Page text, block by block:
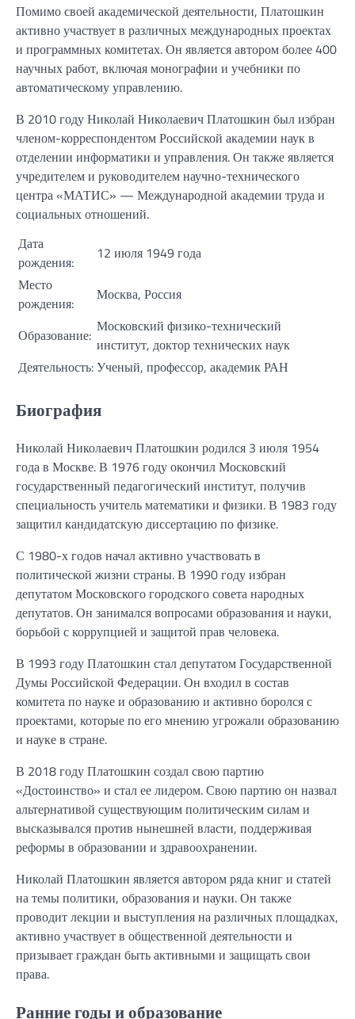
Помимо своей академической деятельности, Платошкин
активно участвует в различных международных проектах
и программных комитетах. Он является автором более 400
научных работ, включая монографии и учебники по
автоматическому управлению.
В 2010 году Николай Николаевич Платошкин был избран
членом-корреспондентом Российской академии наук в
отделении информатики и управления. Он также является
учредителем и руководителем научно-технического
центра «МАТИС» — Международной академии труда и
социальных отношений.
Дата
рождения:
12 июля 1949 года
Место
рождения:
Москва, Россия
Образование: Московский физико-технический
институт, доктор технических наук
Деятельность:Ученый, профессор, академик РАН
Биография
Николай Николаевич Платошкин родился 3 июля 1954
года в Москве. В 1976 году окончил Московский
государственный педагогический институт, получив
специальность учитель математики и физики. В 1983 году
защитил кандидатскую диссертацию по физике.
С 1980-х годов начал активно участвовать в
политической жизни страны. В 1990 году избран
депутатом Московского городского совета народных
депутатов. Он занимался вопросами образования и науки,
борьбой с коррупцией и защитой прав человека.
В 1993 году Платошкин стал депутатом Государственной
Думы Российской Федерации. Он входил в состав
комитета по науке и образованию и активно боролся с
проектами, которые по его мнению угрожали образованию
и науке в стране.
В 2018 году Платошкин создал свою партию
«Достоинство» и стал ее лидером. Свою партию он назвал
альтернативой существующим политическим силам и
высказывался против нынешней власти, поддерживая
реформы в образовании и здравоохранении.
Николай Платошкин является автором ряда книг и статей
на темы политики, образования и науки. Он также
проводит лекции и выступления на различных площадках,
активно участвует в общественной деятельности и
призывает граждан быть активными и защищать свои
права.
Ранние годы и образование